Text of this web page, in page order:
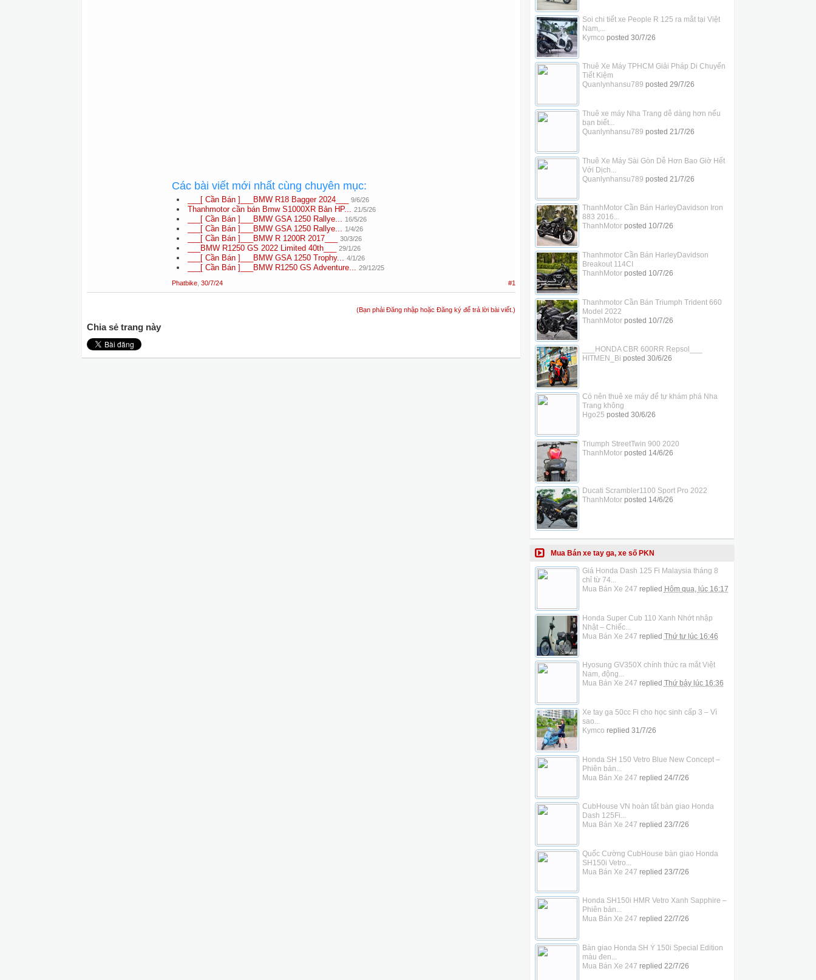
Các bài viết mới nhất cùng chuyên mục:
___[ Cần Bán ]___BMW R18 Bagger 2024___ 9/6/26
Thanhmotor cần bán Bmw S1000XR Bản HP... 21/5/26
___[ Cần Bán ]___BMW GSA 1250 Rallye... 16/5/26
___[ Cần Bán ]___BMW GSA 1250 Rallye... 1/4/26
___[ Cần Bán ]___BMW R 1200R 2017___ 30/3/26
___BMW R1250 GS 2022 Limited 40th___ 29/1/26
___[ Cần Bán ]___BMW GSA 1250 Trophy... 4/1/26
___[ Cần Bán ]___BMW R1250 GS Adventure... 29/12/25
Phatbike 30/7/24 #1
(Bạn phải Đăng nhập hoặc Đăng ký để trả lời bài viết.)
Chia sẻ trang này
Soi chi tiết xe People R 125 ra mắt tại Việt
Nam,...
Kymco posted 30/7/26
Thuê Xe Máy TPHCM Giải Pháp Di Chuyển
Tiết Kiệm
Quanlynhansu789 posted 29/7/26
Thuê xe máy Nha Trang dễ dàng hơn nếu
bạn biết...
Quanlynhansu789 posted 21/7/26
Thuê Xe Máy Sài Gòn Dễ Hơn Bao Giờ Hết
Với Dịch...
Quanlynhansu789 posted 21/7/26
ThanhMotor Cần Bán HarleyDavidson Iron
883 2016...
ThanhMotorposted 10/7/26
Thanhmotor Cần Bán HarleyDavidson
Breakout 114CI
ThanhMotorposted 10/7/26
Thanhmotor Cần Bán Triumph Trident 660
Model 2022
ThanhMotorposted 10/7/26
___HONDA CBR 600RR Repsol___
HITMEN_Bi posted 30/6/26
Có nên thuê xe máy để tự khám phá Nha
Trang không
Hgo25 posted 30/6/26
Triumph StreetTwin 900 2020
ThanhMotorposted 14/6/26
Ducati Scrambler1100 Sport Pro 2022
ThanhMotorposted 14/6/26
Mua Bán xe tay ga, xe số PKN
Giá Honda Dash 125 Fi Malaysia tháng 8
chỉ từ 74...
Mua Bán Xe 247 replied Hôm qua, lúc 16:17
Honda Super Cub 110 Xanh Nhớt nhập
Nhật – Chiếc...
Mua Bán Xe 247 replied Thứ tư lúc 16:46
Hyosung GV350X chính thức ra mắt Việt
Nam, động...
Mua Bán Xe 247 replied Thứ bảy lúc 16:36
Xe tay ga 50cc Fi cho học sinh cấp 3 – Vì
sao...
Kymco replied 31/7/26
Honda SH 150 Vetro Blue New Concept –
Phiên bản...
Mua Bán Xe 247 replied 24/7/26
CubHouse VN hoàn tất bàn giao Honda
Dash 125Fi...
Mua Bán Xe 247 replied 23/7/26
Quốc Cường CubHouse bàn giao Honda
SH150i Vetro...
Mua Bán Xe 247 replied 23/7/26
Honda SH150i HMR Vetro Xanh Sapphire –
Phiên bản...
Mua Bán Xe 247 replied 22/7/26
Bàn giao Honda SH Ý 150i Special Edition
màu đen...
Mua Bán Xe 247 replied 22/7/26